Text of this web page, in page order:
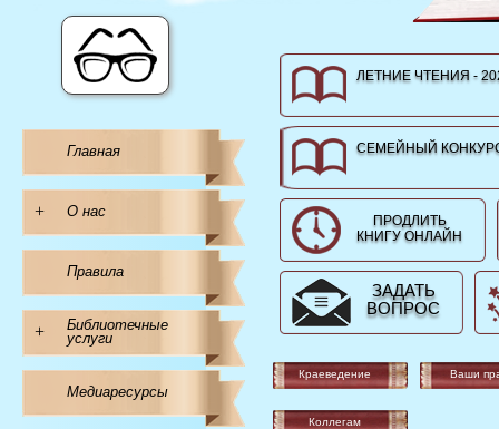
Главная
+ О нас
Правила
+
Библиотечные
услуги
Медиаресурсы
ЛЕТНИЕ ЧТЕНИЯ -
СЕМЕЙНЫЙ
ПРОДЛИТЬ
КНИГУ ОНЛАЙН
ЗАДАТЬ
ВОПРОС
Краеведение Ваши
Коллегам